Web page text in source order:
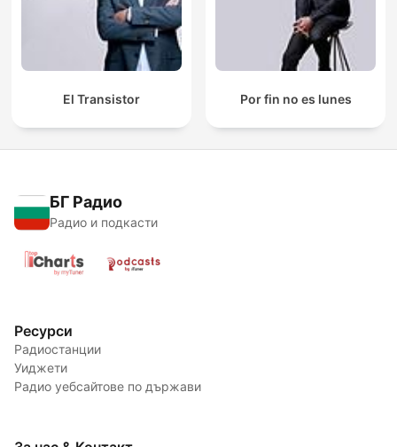
El Transistor Por fin no es lunes
БГ Радио
Радио и подкасти
Ресурси
Радиостанции
Уиджети
Радио уебсайтове по държави